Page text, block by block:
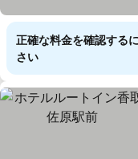
正確な料金を確認する
さい